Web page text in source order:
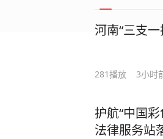
河南“三支
281播放 3小时
护航“中国
法律服务站